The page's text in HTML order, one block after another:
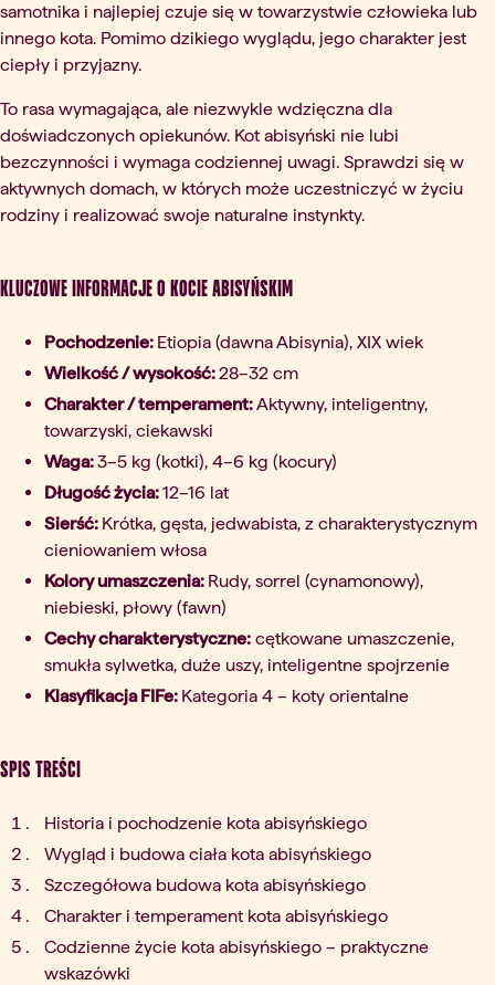
samotnika i najlepiej czuje się w towarzystwie człowieka lub
innego kota. Pomimo dzikiego wyglądu, jego charakter jest
ciepły i przyjazny.
To rasa wymagająca, ale niezwykle wdzięczna dla
doświadczonych opiekunów. Kot abisyński nie lubi
bezczynności i wymaga codziennej uwagi. Sprawdzi się w
aktywnych domach, w których może uczestniczyć w życiu
rodziny i realizować swoje naturalne instynkty.
Kluczowe informacje o kocie abisyńskim
Pochodzenie: Etiopia (dawna Abisynia), XIX wiek
Wielkość / wysokość:28–32 cm
Charakter / temperament:Aktywny, inteligentny,
towarzyski, ciekawski
Waga:3–5 kg (kotki), 4–6 kg (kocury)
Długość życia:12–16 lat
Sierść: Krótka, gęsta, jedwabista, z charakterystycznym
cieniowaniem włosa
Kolory umaszczenia: Rudy, sorrel (cynamonowy),
niebieski, płowy (fawn)
Cechy charakterystyczne: cętkowane umaszczenie,
smukła sylwetka, duże uszy, inteligentne spojrzenie
Klasyfikacja FIFe: Kategoria 4 – koty orientalne
Spis treści
Historia i pochodzenie kota abisyńskiego
Wygląd i budowa ciała kota abisyńskiego
Szczegółowa budowa kota abisyńskiego
Charakter i temperament kota abisyńskiego
Codzienne życie kota abisyńskiego – praktyczne
wskazówki